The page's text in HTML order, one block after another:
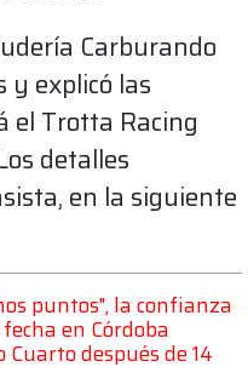
Carburando
y explicó las
el Trotta Racing
detalles
en la siguiente
puntos", la confianza
en Córdoba
Cuarto después de 14